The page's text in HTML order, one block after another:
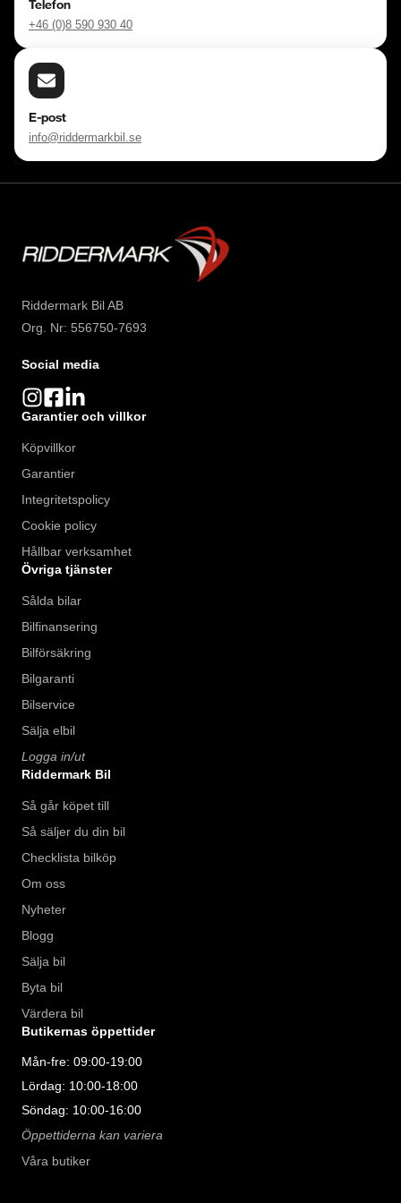
Varmt välkommen att testa oss du med!
Telefon
+46 (0)8 590 930 40
E-post
info@riddermarkbil.se
Riddermark Bil AB
Org. Nr: 556750-7693
Social media
Garantier och villkor
Köpvillkor
Garantier
Integritetspolicy
Cookie policy
Hållbar verksamhet
Övriga tjänster
Sålda bilar
Bilfinansering
Bilförsäkring
Bilgaranti
Bilservice
Sälja elbil
Logga in/ut
Riddermark Bil
Så går köpet till
Så säljer du din bil
Checklista bilköp
Om oss
Nyheter
Blogg
Sälja bil
Byta bil
Värdera bil
Butikernas öppettider
Mån-fre: 09:00-19:00
Lördag: 10:00-18:00
Söndag: 10:00-16:00
Öppettiderna kan variera
Våra butiker